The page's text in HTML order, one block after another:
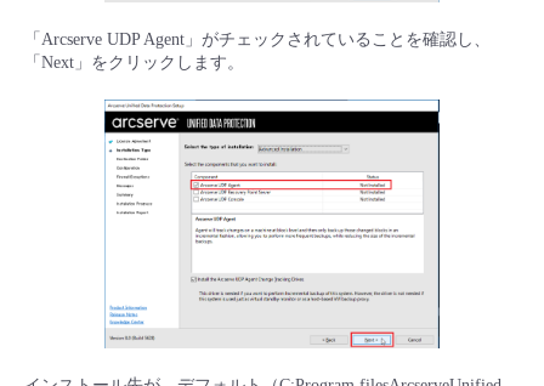
「Arcserve UDP Agent」がチェックされていることを確認し、
「Next」をクリックします。